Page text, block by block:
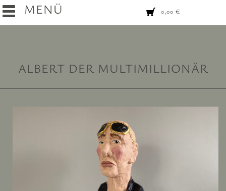
MENÜ 0,00 €
ALBERT DER MULTIMILLIONÄR